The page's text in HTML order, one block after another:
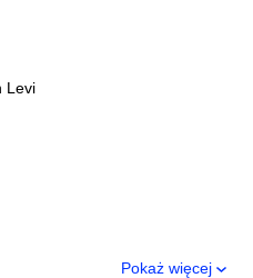
Levi
Pokaż więcej